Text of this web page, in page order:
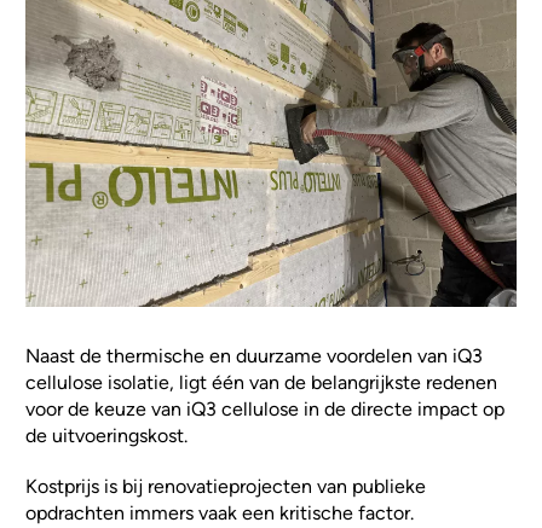
Naast de thermische en duurzame voordelen van iQ3
cellulose isolatie, ligt één van de belangrijkste redenen
voor de keuze van iQ3 cellulose in de directe impact op
de uitvoeringskost.
Kostprijs is bij renovatieprojecten van publieke
opdrachten immers vaak een kritische factor.